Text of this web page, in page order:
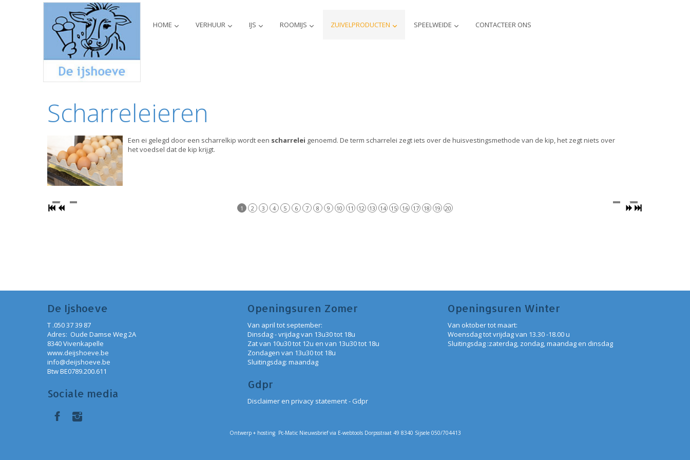
HOME VERHUUR IJS ROOMIJS ZUIVELPRODUCTEN SPEELWEIDE CONTACTEER ONS
Scharreleieren
Een ei gelegd door een scharrelkip wordt een scharrelei genoemd. De term scharrelei zegt iets over de huisvestingsmethode van de kip, het zegt niets over
het voedsel dat de kip krijgt.
1 2 3 4 5 6 7 8 9 10 11 12 13 14 15 16 17 18 19 20
De Ijshoeve
T .050 37 39 87
Adres: Oude Damse Weg 2A
8340 Vivenkapelle
www.deijshoeve.be
info@deijshoeve.be
Btw BE0789.200.611
Sociale media
Openingsuren Zomer
Van april tot september:
Dinsdag - vrijdag van 13u30 tot 18u
Zat van 10u30 tot 12u en van 13u30 tot 18u
Zondagen van 13u30 tot 18u
Sluitingsdag: maandag
Gdpr
Disclaimer en privacy statement - Gdpr
Openingsuren Winter
Van oktober tot maart:
Woensdag tot vrijdag van 13.30 -18.00 u
Sluitingsdag :zaterdag, zondag, maandag en dinsdag
Ontwerp + hosting Pc-Matic Nieuwsbrief via E-webtools Dorpsstraat 49 8340 Sijsele 050/704413